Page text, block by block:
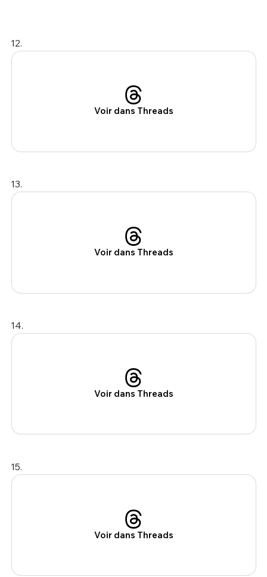
12.
Voir dans Threads
13.
Voir dans Threads
14.
Voir dans Threads
15.
Voir dans Threads